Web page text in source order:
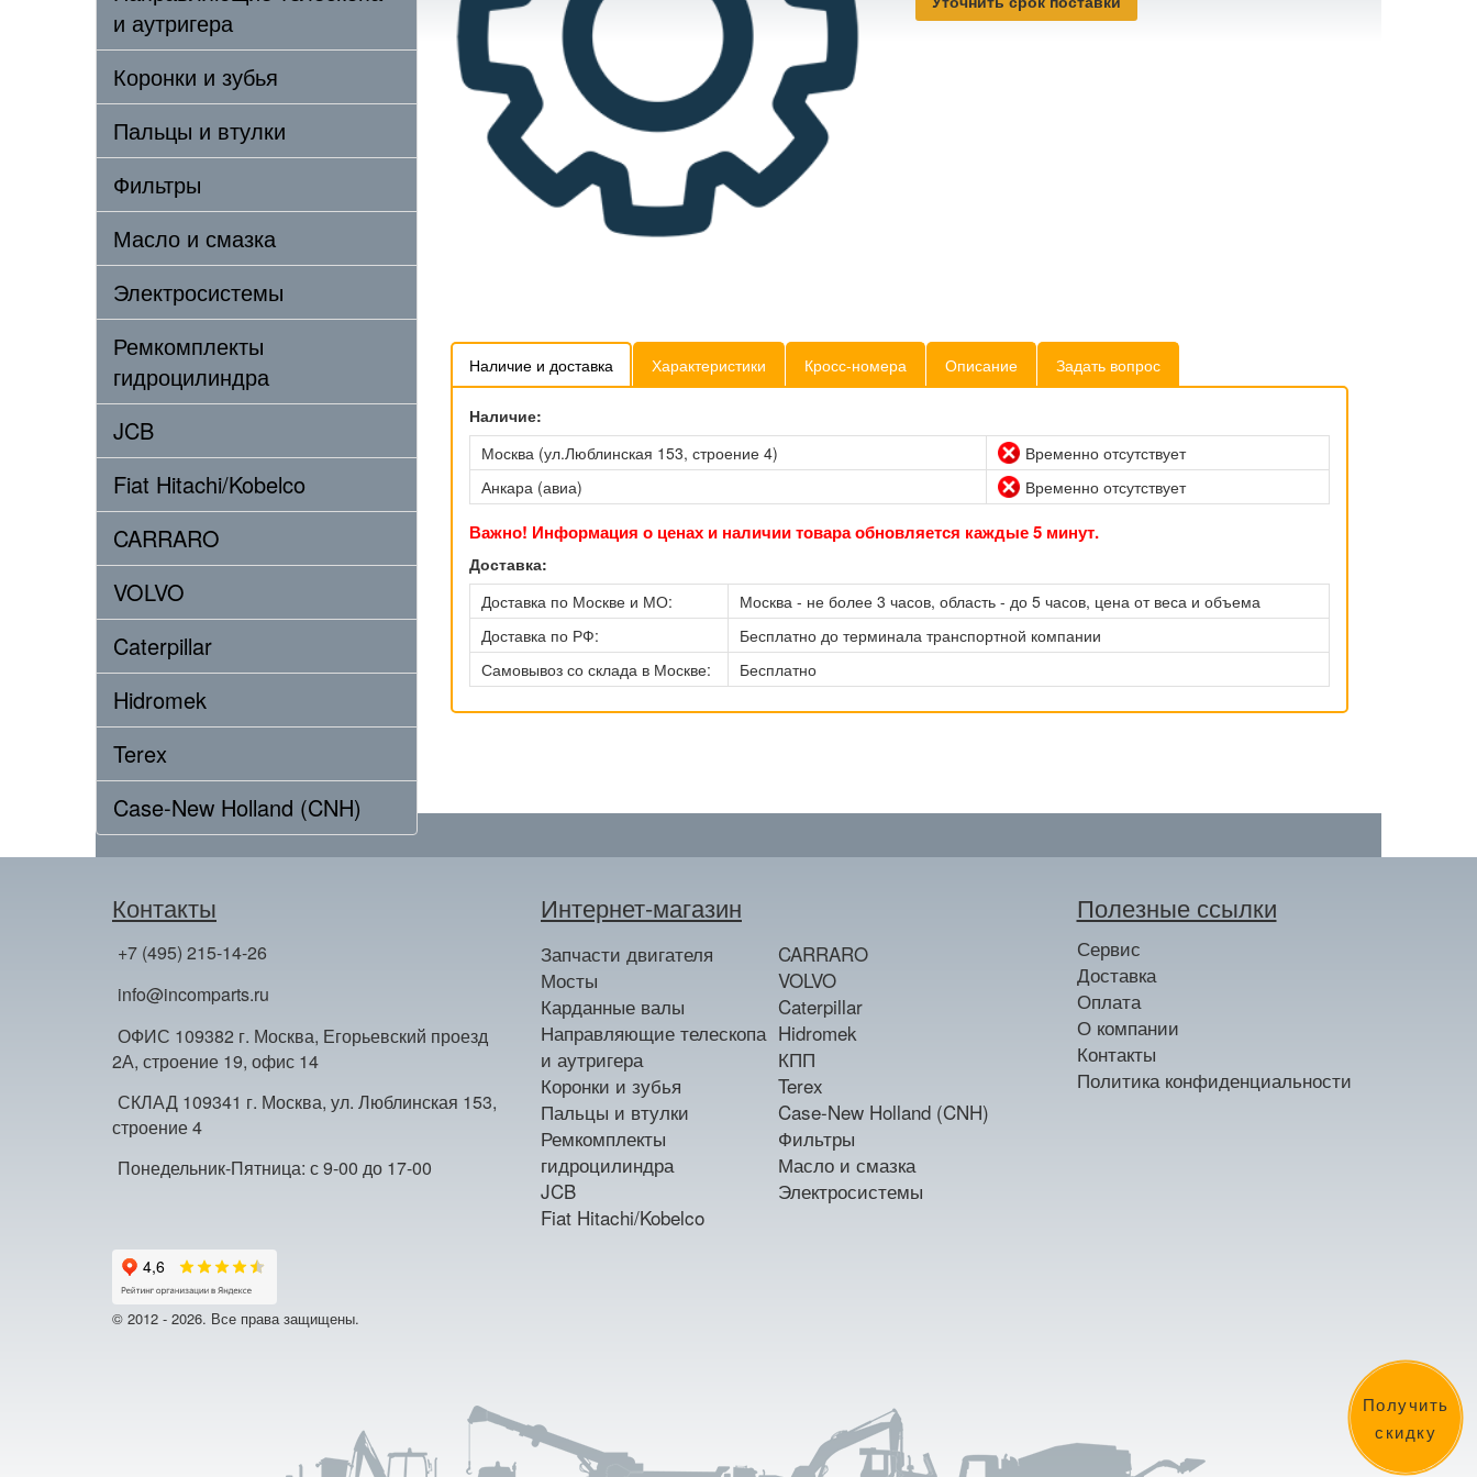
Получить
скидку
и аутригера
Коронки и зубья
Пальцы и втулки
Фильтры
Масло и смазка
Электросистемы
Ремкомплекты
гидроцилиндра
JCB
Fiat Hitachi/Kobelco
CARRARO
VOLVO
Caterpillar
Hidromek
Terex
Case-New Holland (CNH)
Наличие и доставка Характеристики Кросс-номера Описание Задать вопрос
Наличие:
Москва (ул.Люблинская 153, строение 4)
Временно отсутствует
Анкара (авиа)
Временно отсутствует
Важно! Информация о ценах и наличии товара обновляется каждые 5 минут.
Доставка:
Доставка по Москве и МО:
Москва - не более 3 часов, область - до 5 часов, цена от веса и объема
Доставка по РФ:
Бесплатно до терминала транспортной компании
Самовывоз со склада в Москве:
Бесплатно
Контакты
+7 (495) 215-14-26
info@incomparts.ru
ОФИС 109382 г. Москва, Егорьевский проезд
2А, строение 19, офис 14
СКЛАД 109341 г. Москва, ул. Люблинская 153,
строение 4
Понедельник-Пятница: с 9-00 до 17-00
Интернет-магазин
Запчасти двигателя
Мосты
Карданные валы
Направляющие телескопа
и аутригера
Коронки и зубья
Пальцы и втулки
Ремкомплекты
гидроцилиндра
JCB
Fiat Hitachi/Kobelco
CARRARO
VOLVO
Caterpillar
Hidromek
КПП
Terex
Case-New Holland (CNH)
Фильтры
Масло и смазка
Электросистемы
Полезные ссылки
Сервис
Доставка
Оплата
О компании
Контакты
Политика конфиденциальности
© 2012 - 2026. Все права защищены.